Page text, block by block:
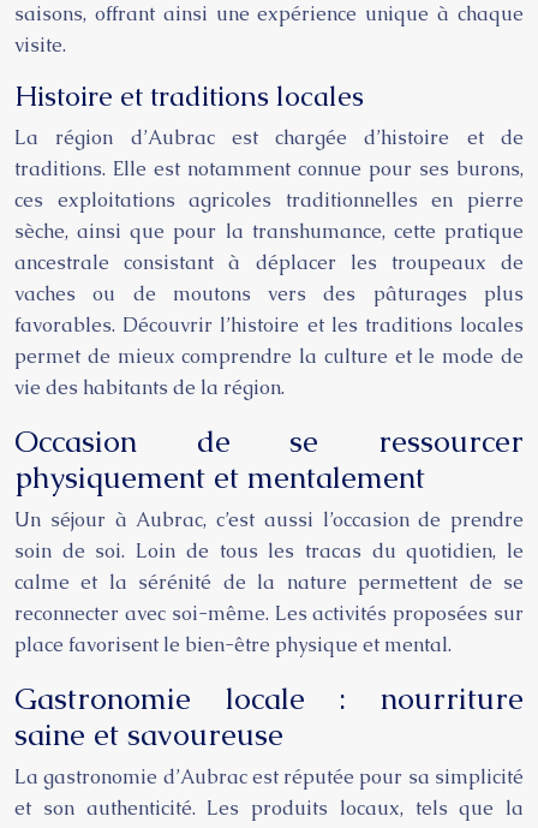
saisons, offrant ainsi une expérience unique à chaque
visite.
Histoire et traditions locales
La région d’Aubrac est chargée d’histoire et de
traditions. Elle est notamment connue pour ses burons,
ces exploitations agricoles traditionnelles en pierre
sèche, ainsi que pour la transhumance, cette pratique
ancestrale consistant à déplacer les troupeaux de
vaches ou de moutons vers des pâturages plus
favorables. Découvrir l’histoire et les traditions locales
permet de mieux comprendre la culture et le mode de
vie des habitants de la région.
Occasion de se ressourcer
physiquement et mentalement
Un séjour à Aubrac, c’est aussi l’occasion de prendre
soin de soi. Loin de tous les tracas du quotidien, le
calme et la sérénité de la nature permettent de se
reconnecter avec soi-même. Les activités proposées sur
place favorisent le bien-être physique et mental.
Gastronomie locale : nourriture
saine et savoureuse
La gastronomie d’Aubrac est réputée pour sa simplicité
et son authenticité. Les produits locaux, tels que la